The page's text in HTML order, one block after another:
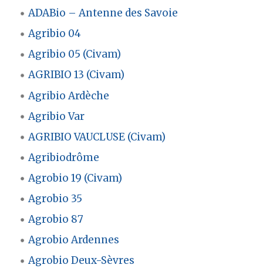
ADABio – Antenne des Savoie
Agribio 04
Agribio 05 (Civam)
AGRIBIO 13 (Civam)
Agribio Ardèche
Agribio Var
AGRIBIO VAUCLUSE (Civam)
Agribiodrôme
Agrobio 19 (Civam)
Agrobio 35
Agrobio 87
Agrobio Ardennes
Agrobio Deux-Sèvres